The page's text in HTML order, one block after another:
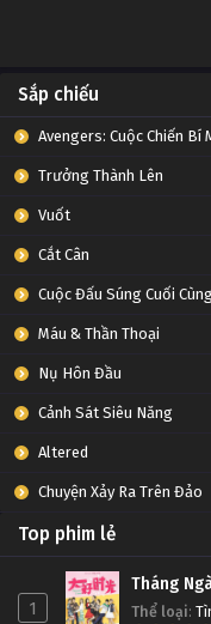
Sắp chiếu
Avengers: Cuộc Chiến Bí
Trưởng Thành Lên
Vuốt
Cắt Cân
Cuộc Đấu Súng Cuối
Máu & Thần Thoại
Nụ Hôn Đầu
Cảnh Sát Siêu Năng
Altered
Chuyện Xảy Ra Trên Đảo
Top phim lẻ
1
Tháng
Thể loại: